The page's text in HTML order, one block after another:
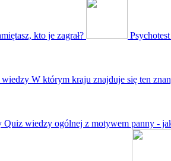
kto je zagrał? Psychotest
W którym kraju znajduje się ten
Quiz wiedzy ogólnej z motywem panny -